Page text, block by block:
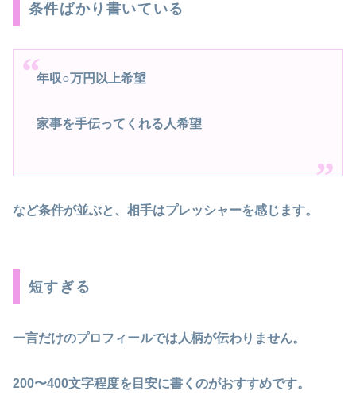
条件ばかり書いている
年収○万円以上希望
家事を手伝ってくれる人希望
など条件が並ぶと、相手はプレッシャーを感じます。
短すぎる
一言だけのプロフィールでは人柄が伝わりません。
200〜400文字程度を目安に書くのがおすすめです。